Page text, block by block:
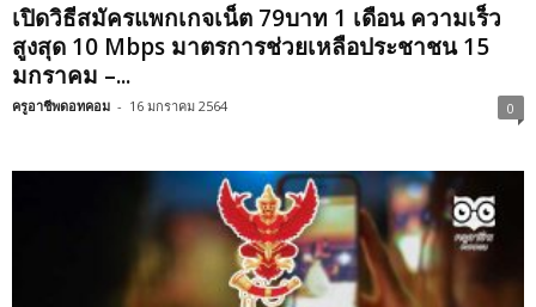
เปิดวิธีสมัครแพกเกจเน็ต 79บาท 1 เดือน ความเร็ว
สูงสุด 10 Mbps มาตรการช่วยเหลือประชาชน 15
มกราคม –...
ครูอาชีพดอทคอม - 16 มกราคม 2564 0